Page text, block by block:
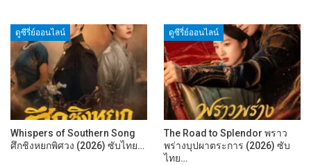
ดูซีรี่ย์ออนไลน์
Whispers of Southern Song
ศึกชิงหยกพิศวง (2026) ซับไทย…
ดูซีรี่ย์ออนไลน์
The Road to Splendor พราว
พร่างบุปผาตระการ (2026) ซับ
ไทย…